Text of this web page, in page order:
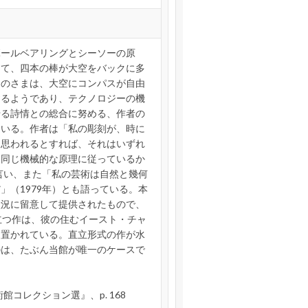
ルベアリングとシーソーの原
、四本の棒が大空をバックに多
さまは、大空にコンパスが自由
ようであり、テクノロジーの機
詩情との総合に努める、作者の
る。作者は「私の彫刻が、時に
われるとすれば、それはいずれ
じ機械的な原理に従っているか
、また「私の芸術は自然と幾何
（1979年）とも語っている。本
に留意して提供されたもので、
作は、彼の住むイースト・チャ
かれている。直立形式の作が水
、たぶん当館が唯一のケースで
コレクション選』、p. 168